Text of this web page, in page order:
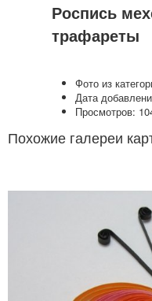
Роспись
трафареты
Фото из
Дата
Просмотров:
Похожие галереи